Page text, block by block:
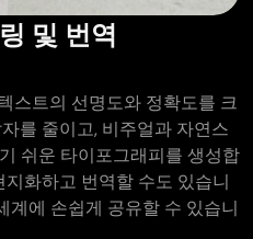
및 번역
스트의 선명도와 정확도를 크
를 줄이고, 비주얼과 자연스
쉬운 타이포그래피를 생성합
화하고 번역할 수도 있습니
계에 손쉽게 공유할 수 있습니